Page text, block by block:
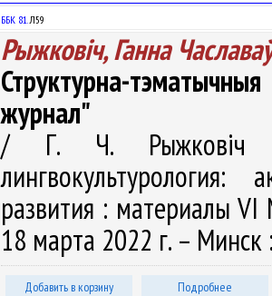
ББК 81.Л59
Рыжковіч, Ганна
Структурна-
журнал"
/ Г. Ч. Рыжковіч //
развития : материалы
18 марта 2022 г. –
Добавить в корзину Подробнее